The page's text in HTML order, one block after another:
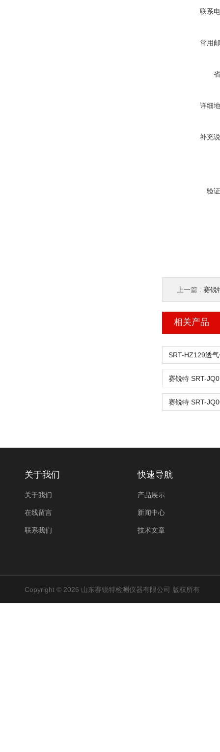
联系
常用
详细
补充
验
上一篇 : 赛锐
相关产品
关于我们
关于我们
在线留言
联系我们
快速导航
产品展示
新闻中心
技术文章
Copyright © 2026 山东赛锐特检测仪器有限公司 版权所有